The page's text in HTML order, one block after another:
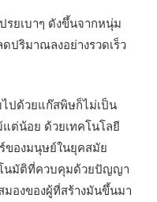
รยเบาๆ ดังขึ้นจากหนุ่ม
ปริมาณลงอย่างรวดเร็ว
ปด้วยแก๊สพิษก็ไม่เป็น
ต่น้อย ด้วยเทคโนโลยี
ของมนุษย์ในยุคสมัย
นมัติที่ควบคุมด้วยปัญญา
องของผู้ที่สร้างมันขึ้นมา